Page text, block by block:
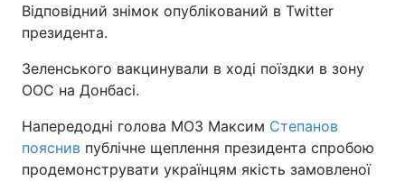
Відповідний знімок опублікований в Twitter
президента.
Зеленського вакцинували в ході поїздки в зону
ООС на Донбасі.
Напередодні голова МОЗ Максим Степанов
пояснив публічне щеплення президента спробою
продемонструвати українцям якість замовленої